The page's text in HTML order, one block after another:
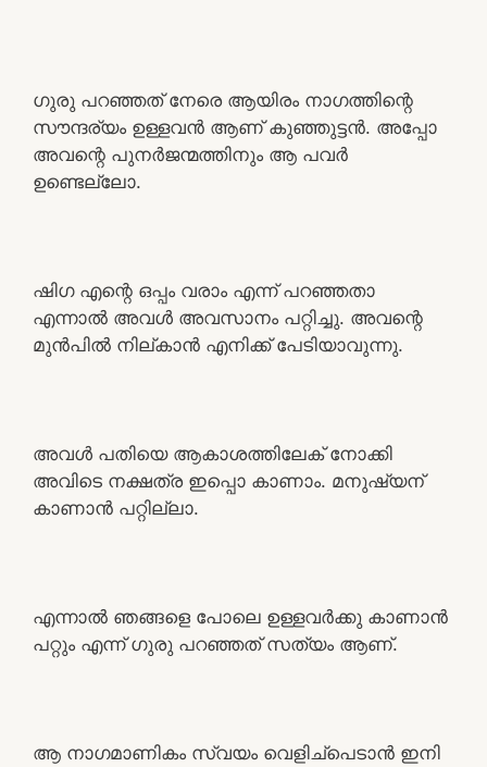
ഗുരു പറഞ്ഞത് നേരെ ആയിരം നാഗത്തിന്റെ
സൗന്ദര്യം ഉള്ളവൻ ആണ് കുഞ്ഞുട്ടൻ. അപ്പോ
അവന്റെ പുനർജന്മത്തിനും ആ പവർ
ഉണ്ടെല്ലോ.
ഷിഗ എന്റെ ഒപ്പം വരാം എന്ന് പറഞ്ഞതാ
എന്നാൽ അവൾ അവസാനം പറ്റിച്ചു. അവന്റെ
മുൻപിൽ നില്കാൻ എനിക്ക് പേടിയാവുന്നു.
അവൾ പതിയെ ആകാശത്തിലേക് നോക്കി
അവിടെ നക്ഷത്ര ഇപ്പൊ കാണാം. മനുഷ്യന്
കാണാൻ പറ്റില്ലാ.
എന്നാൽ ഞങ്ങളെ പോലെ ഉള്ളവർക്കു കാണാൻ
പറ്റും എന്ന് ഗുരു പറഞ്ഞത് സത്യം ആണ്.
ആ നാഗമാണികം സ്വയം വെളിച്പെടാൻ ഇനി